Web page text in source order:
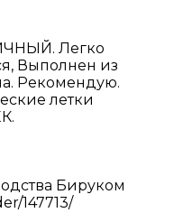
Легко
Выполнен из
Рекомендую.
летки
Бируком
147713/